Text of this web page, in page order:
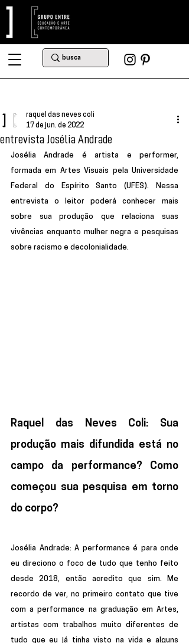
entrevista Josélia Andrade
raquel das neves coli
17 de jun. de 2022
Josélia Andrade é artista e performer,
formada em Artes Visuais pela Universidade
Federal do Espírito Santo (UFES). Nessa
entrevista o leitor poderá conhecer mais
sobre sua produção que relaciona suas
vivências enquanto mulher negra e pesquisas
sobre racismo e decolonialidade.
Raquel das Neves Coli: Sua
produção mais difundida está no
campo da performance? Como
começou sua pesquisa em torno
do corpo?
Josélia Andrade: A performance é para onde
eu direciono o foco de tudo que tenho feito
desde 2018, então acredito que sim. Me
recordo de ver, no primeiro contato que tive
com a performance na graduação em Artes,
artistas com trabalhos muito diferentes de
tudo que eu já tinha visto na vida e alguns